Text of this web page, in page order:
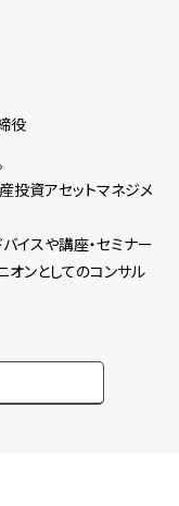
役
資アセットマネジメ
イスや講座・セミナー
オンとしてのコンサル